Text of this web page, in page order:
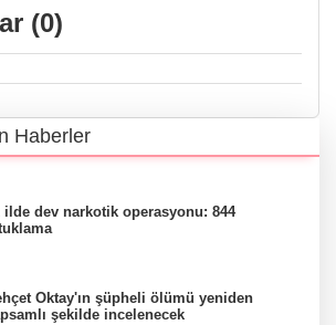
(0)
Haberler
ilde dev narkotik operasyonu: 844
Oktay'ın şüpheli ölümü yeniden
şekilde incelenecek